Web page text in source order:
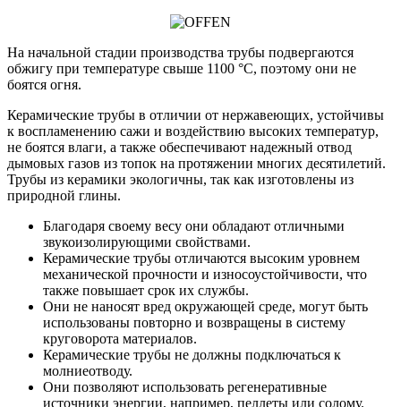
На начальной стадии производства трубы подвергаются
обжигу при температуре свыше 1100 °C, поэтому они не
боятся огня.
Керамические трубы в отличии от нержавеющих, устойчивы
к воспламенению сажи и воздействию высоких температур,
не боятся влаги, а также обеспечивают надежный отвод
дымовых газов из топок на протяжении многих десятилетий.
Трубы из керамики экологичны, так как изготовлены из
природной глины.
Благодаря своему весу они обладают отличными
звукоизолирующими свойствами.
Керамические трубы отличаются высоким уровнем
механической прочности и износоустойчивости, что
также повышает срок их службы.
Они не наносят вред окружающей среде, могут быть
использованы повторно и возвращены в систему
круговорота материалов.
Керамические трубы не должны подключаться к
молниеотводу.
Они позволяют использовать регенеративные
источники энергии, например, пеллеты или солому.